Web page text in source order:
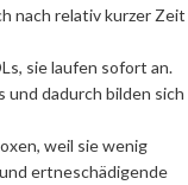
nach relativ kurzer Zeit
sie laufen sofort an.
und dadurch bilden sich
weil sie wenig
ertneschädigende